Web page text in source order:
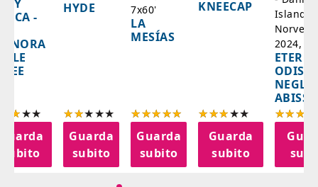
-
subito
HYDE
Guarda
subito
7x60'
LA
MESÍAS
Guarda
subito
KNEECAP
Guarda
subito
Islanda,
2024,
NEGLI
ABISSI